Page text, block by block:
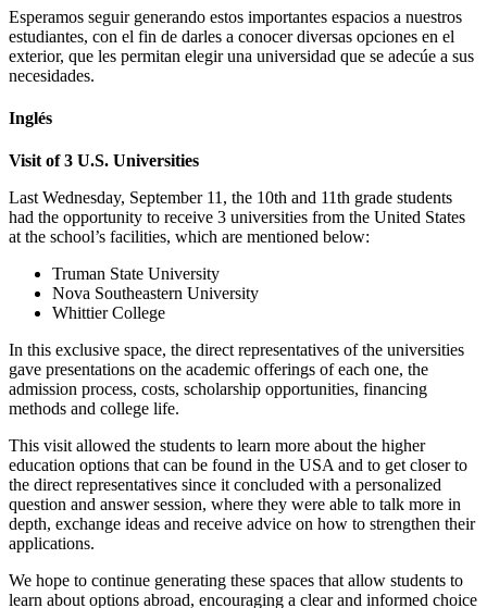
Esperamos seguir generando estos importantes espacios a nuestros
estudiantes, con el fin de darles a conocer diversas opciones en el
exterior, que les permitan elegir una universidad que se adecúe a sus
necesidades.
Inglés
Visit of 3 U.S. Universities
Last Wednesday, September 11, the 10th and 11th grade students
had the opportunity to receive 3 universities from the United States
at the school’s facilities, which are mentioned below:
Truman State University
Nova Southeastern University
Whittier College
In this exclusive space, the direct representatives of the universities
gave presentations on the academic offerings of each one, the
admission process, costs, scholarship opportunities, financing
methods and college life.
This visit allowed the students to learn more about the higher
education options that can be found in the USA and to get closer to
the direct representatives since it concluded with a personalized
question and answer session, where they were able to talk more in
depth, exchange ideas and receive advice on how to strengthen their
applications.
We hope to continue generating these spaces that allow students to
learn about options abroad, encouraging a clear and informed choice